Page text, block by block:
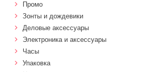
Промо
Зонты и дождевики
Деловые аксессуары
Электроника и аксессуары
Часы
Упаковка